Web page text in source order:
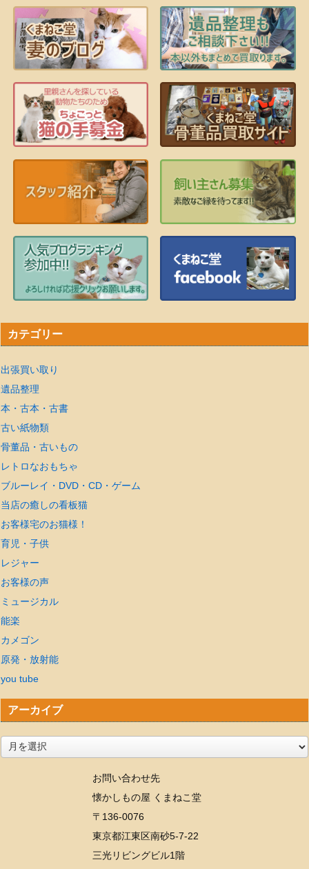
カテゴリー
出張買い取り
遺品整理
本・古本・古書
古い紙物類
骨董品・古いもの
レトロなおもちゃ
ブルーレイ・DVD・CD・ゲーム
当店の癒しの看板猫
お客様宅のお猫様！
育児・子供
レジャー
お客様の声
ミュージカル
能楽
カメゴン
原発・放射能
you tube
アーカイブ
お問い合わせ先
懐かしもの屋 くまねこ堂
〒136-0076
東京都江東区南砂5-7-22
三光リビングビル1階